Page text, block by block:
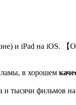
и iPad на iOS.
в хорошем
и тысячи фильмов